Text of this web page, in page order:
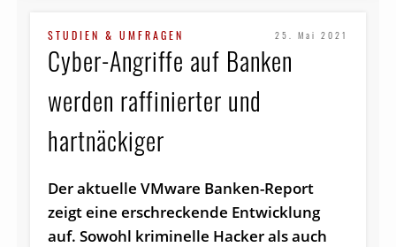
STUDIEN & UMFRAGEN 25. Mai 2021
Cyber-Angriffe auf Banken
werden raffinierter und
hartnäckiger
Der aktuelle VMware Banken-Report
zeigt eine erschreckende Entwicklung
auf. Sowohl kriminelle Hacker als auch